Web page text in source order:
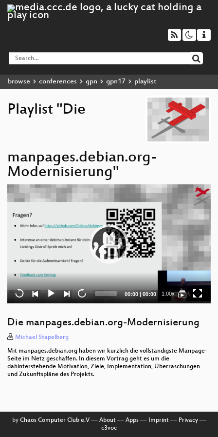
browse conferences gpn gpn17 playlist
Playlist "Die
manpages.debian.org-
Modernisierung"
Video
Current
time
00:00 | Total
duration
00:00 1.00x
Die manpages.debian.org-Modernisierung
Michael Stapelberg
Mit manpages.debian.org haben wir kürzlich die vollständigste Manpage-
Seite im Netz geschaffen. In diesem Vortrag geht es um die
dahinterstehende Motivation, Ziele, Implementation, Überraschungen
und Zukunftspläne des Projekts.
by Chaos Computer Club e.V–– About–– Apps–– Imprint–– Privacy––
c3voc